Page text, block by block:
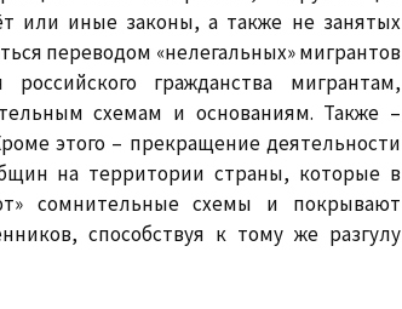
или иные законы, а также не занятых
переводом «нелегальных» мигрантов
гражданства мигрантам,
схемам и основаниям. Также –
этого – прекращение деятельности
на территории страны, которые в
сомнительные схемы и покрывают
способствуя к тому же разгулу